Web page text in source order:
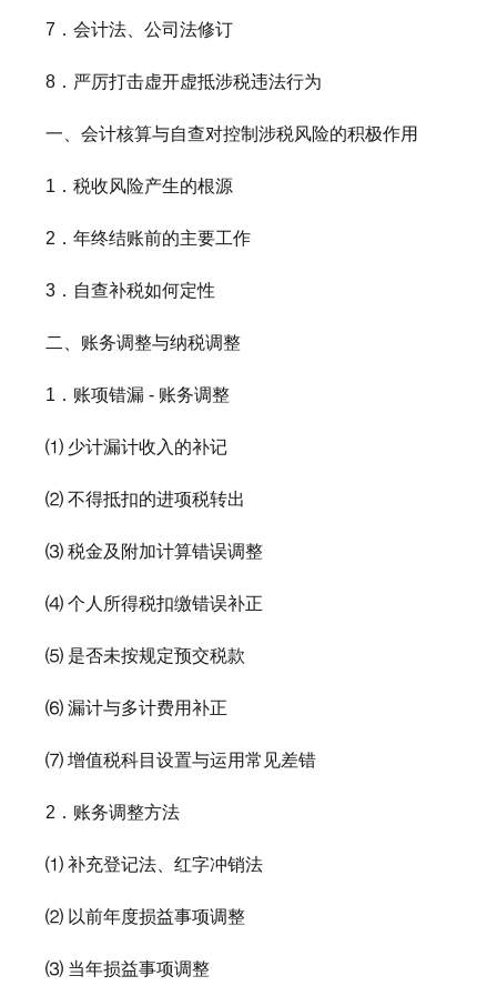
7．会计法、公司法修订
8．严厉打击虚开虚抵涉税违法行为
一、会计核算与自查对控制涉税风险的积极作用
1．税收风险产生的根源
2．年终结账前的主要工作
3．自查补税如何定性
二、账务调整与纳税调整
1．账项错漏 - 账务调整
⑴ 少计漏计收入的补记
⑵ 不得抵扣的进项税转出
⑶ 税金及附加计算错误调整
⑷ 个人所得税扣缴错误补正
⑸ 是否未按规定预交税款
⑹ 漏计与多计费用补正
⑺ 增值税科目设置与运用常见差错
2．账务调整方法
⑴ 补充登记法、红字冲销法
⑵ 以前年度损益事项调整
⑶ 当年损益事项调整